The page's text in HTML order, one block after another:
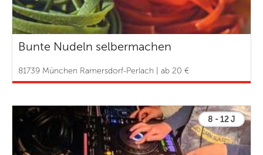
Bunte Nudeln selbermachen
81739 München Ramersdorf-Perlach | ab 20 €
8 - 12 J